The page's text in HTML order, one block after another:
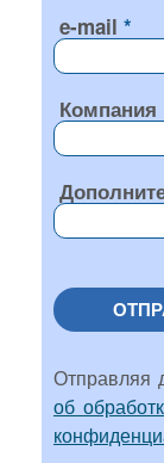
e-mail
Компания
Отправляя
об